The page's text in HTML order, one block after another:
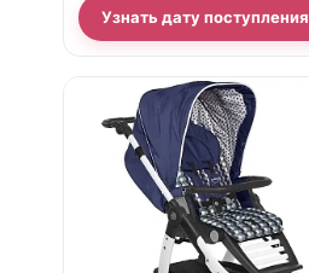
Узнать дату поступления